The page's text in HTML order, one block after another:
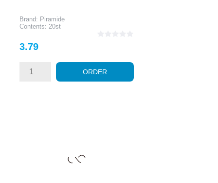
Brand: Piramide
Contents: 20st
Price
3.79
ORDER